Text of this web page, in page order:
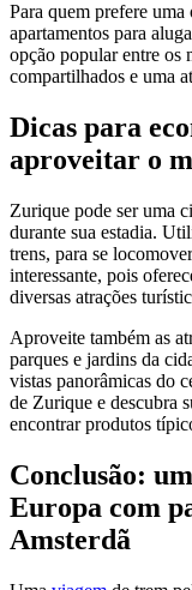
Para quem prefere
apartamentos para
opção popular entre os
compartilhados e uma
Dicas para
aproveitar o
Zurique pode ser uma
durante sua estadia.
trens, para se
interessante, pois
diversas atrações
Aproveite também as
parques e jardins da
vistas panorâmicas do
de Zurique e descubra
encontrar produtos
Conclusão:
Europa com
Amsterdã